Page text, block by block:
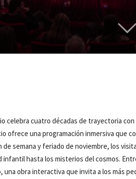
celebra cuatro décadas de trayectoria
ofrece una programación inmersiva que
de semana y feriado de noviembre, los
hasta los misterios del cosmos.
obra interactiva que invita a los más